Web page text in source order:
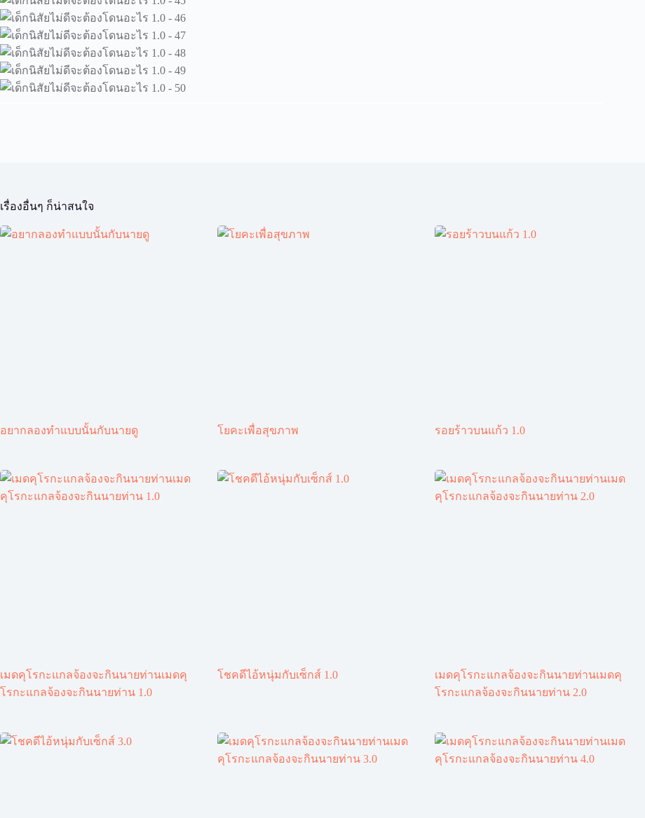
เรื่องอื่นๆ ก็น่าสนใจ
อยากลองทำแบบนั้นกับนายดู โยคะเพื่อสุขภาพ รอยร้าวบนแก้ว 1.0
เมดคุโรกะแกลจ้องจะกินนายท่านเมดคุ
โรกะแกลจ้องจะกินนายท่าน 1.0
โชคดีไอ้หนุ่มกับเซ็กส์ 1.0
เมดคุโรกะแกลจ้องจะกินนายท่านเมดคุ
โรกะแกลจ้องจะกินนายท่าน 2.0